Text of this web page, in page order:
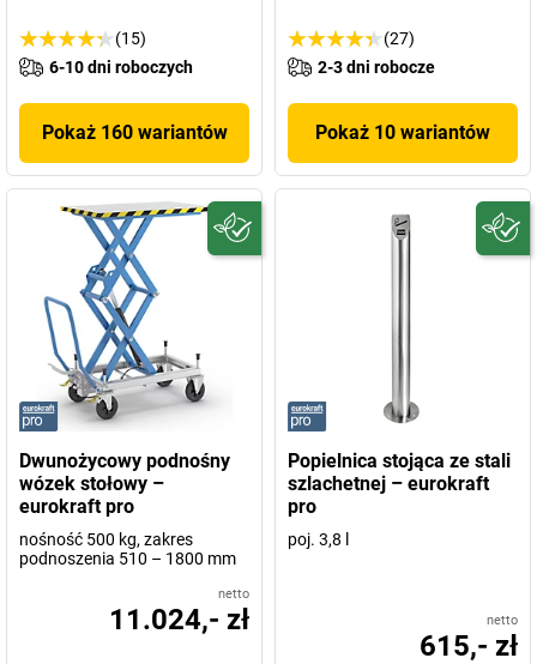
(15)
6-10 dni roboczych
Pokaż 160 wariantów
(27)
2-3 dni robocze
Pokaż 10 wariantów
Dwunożycowy podnośny
wózek stołowy –
eurokraft pro
nośność 500 kg, zakres
podnoszenia 510 – 1800 mm
netto
11.024,- zł
Popielnica stojąca ze stali
szlachetnej – eurokraft
pro
poj. 3,8 l
netto
615,- zł